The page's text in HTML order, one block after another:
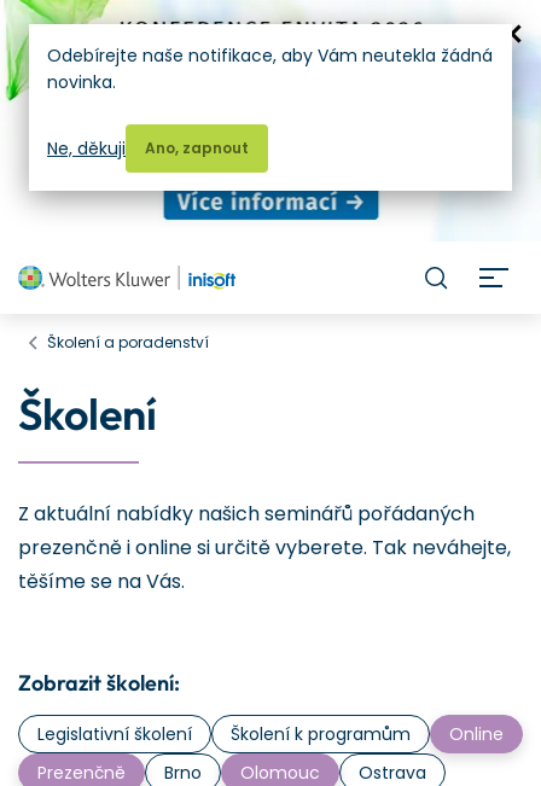
Školení a poradenství
Školení
Z aktuální nabídky našich seminářů pořádaných
prezenčně i online si určitě vyberete. Tak neváhejte,
těšíme se na Vás.
Zobrazit školení:
Legislativní školení Školení k programům
Online
Prezenčně
Brno Olomouc
Ostrava
Odebírejte naše notifikace, aby Vám neutekla žádná
novinka.
Ano, zapnout
Ne, děkuji